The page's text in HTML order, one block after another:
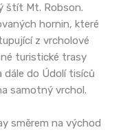
štít Mt. Robson.
hornin, které
z vrcholové
turistické trasy
dále do Údolí tisíců
samotný vrchol.
směrem na východ